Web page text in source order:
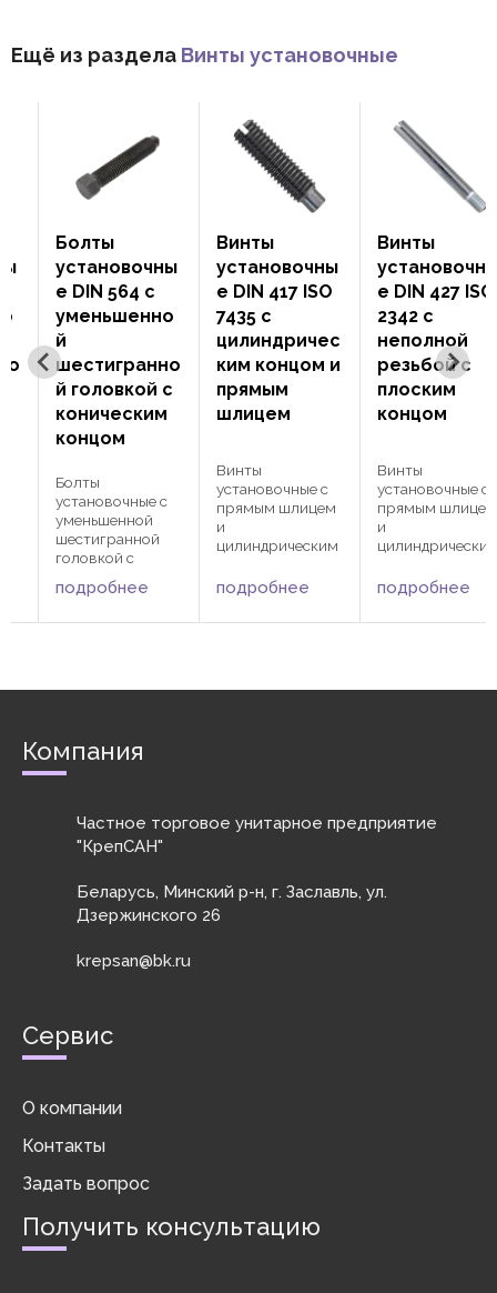
Ещё из раздела Винты установочные
Болты
установочны
е DIN 564 с
уменьшенно
й
шестигранно
й головкой с
коническим
концом
Болты
установочные с
уменьшенной
шестигранной
головкой с
коническим
концом DIN 564.
машиностроения
ения для
фиксации
совместно с
гайками,
шайбами ...
подробнее
Винты
установочны
е DIN 417 ISO
7435 с
цилиндричес
ким концом и
прямым
шлицем
Винты
установочные с
прямым шлицем
цилиндрическим
(винты
стопорные).
Аналоги
ения для
их от ...
подробнее
Винты
установочны
е DIN 427 ISO
2342 с
неполной
резьбой c
плоским
концом
Винты
установочные с
прямым шлицем
цилиндрическим
(винты
стопорные).
Аналоги
ения для
их от ...
подробнее
Компания
Частное торговое унитарное предприятие
"КрепСАН"
Беларусь, Минский р-н, г. Заславль, ул.
Дзержинского 26
krepsan@bk.ru
Сервис
О компании
Контакты
Задать вопрос
Получить консультацию